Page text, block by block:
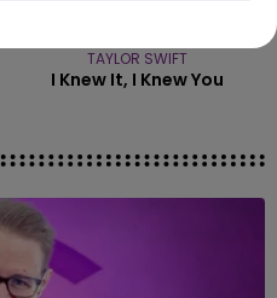
TAYLOR SWIFT
I Knew It, I Knew You